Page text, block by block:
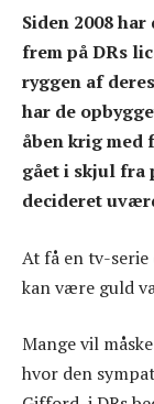
Siden 2008
frem på DRs
ryggen af
har de
åben krig med
gået i skjul fra
decideret
At få en tv-serie
kan være guld
Mange vil
hvor den